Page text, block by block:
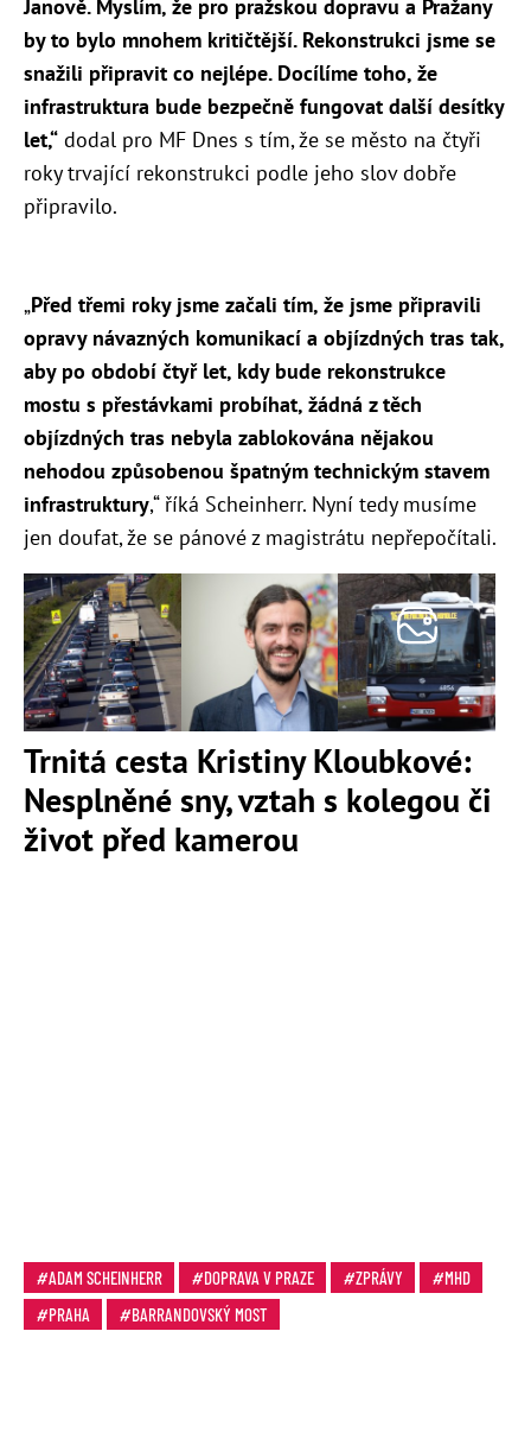
Janově. Myslím, že pro pražskou dopravu a Pražany
by to bylo mnohem kritičtější. Rekonstrukci jsme se
snažili připravit co nejlépe. Docílíme toho, že
infrastruktura bude bezpečně fungovat další desítky
let,“ dodal pro MF Dnes s tím, že se město na čtyři
roky trvající rekonstrukci podle jeho slov dobře
připravilo.
„Před třemi roky jsme začali tím, že jsme připravili
opravy návazných komunikací a objízdných tras tak,
aby po období čtyř let, kdy bude rekonstrukce
mostu s přestávkami probíhat, žádná z těch
objízdných tras nebyla zablokována nějakou
nehodou způsobenou špatným technickým stavem
infrastruktury,“ říká Scheinherr. Nyní tedy musíme
jen doufat, že se pánové z magistrátu nepřepočítali.
Trnitá cesta Kristiny Kloubkové:
Nesplněné sny, vztah s kolegou či
život před kamerou
ADAM SCHEINHERR DOPRAVA V PRAZE ZPRÁVY
MHD
PRAHA
BARRANDOVSKÝ MOST